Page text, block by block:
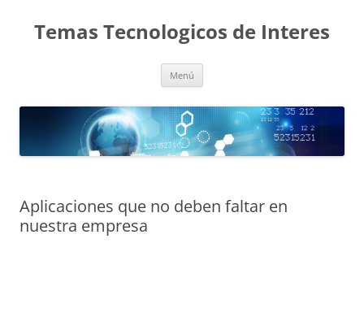
contenido
Temas Tecnologicos de Interes
Menú
Aplicaciones que no deben faltar en
nuestra empresa